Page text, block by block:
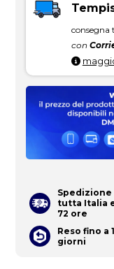
consegna
con
Spedizione
tutta Italia
72 ore
Reso fino a
giorni